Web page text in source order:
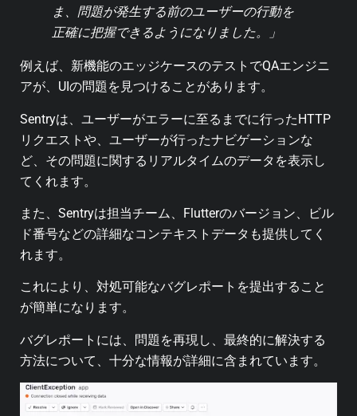
ま、問題が発生する前のユーザーの行動を
正確に把握できるようになりました。」
例えば、新機能のエッジケースのテストでQAエンジニ
アが、UIの問題を見つけることがあります。
Sentryは、ユーザーがエラーに至るまでに行ったHTTP
リクエストや、ユーザーが行ったナビゲーションな
ど、その問題に関するリアルタイムのデータを表示し
てくれます。
また、Sentryは担当チーム、Flutterのバージョン、ビル
ド番号などの詳細なコンテキストデータも提供してく
れます。
これにより、対処可能なバグレポートを提出すること
が簡単になります。
バグレポートには、問題を再現し、最終的に解決する
方法について、十分な情報が詳細に含まれています。